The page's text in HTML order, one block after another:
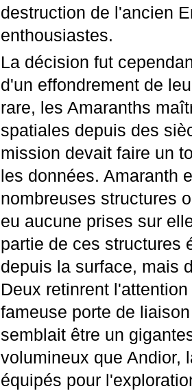
destruction de l'ancien
enthousiastes.
La décision fut
d'un effondrement de
rare, les Amaranths
spatiales depuis des
mission devait faire un
les données. Amaranth
nombreuses structures
eu aucune prises sur
partie de ces structures
depuis la surface, mais
Deux retinrent
fameuse porte de
semblait être un
volumineux que Andior,
équipés pour